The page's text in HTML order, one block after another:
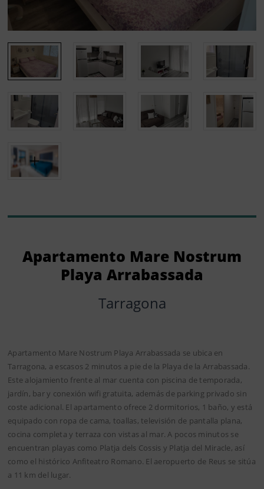
Apartamento Mare Nostrum
Playa Arrabassada
Tarragona
Apartamento Mare Nostrum Playa Arrabassada se ubica en
Tarragona, a escasos 2 minutos a pie de la Playa de la Arrabassada.
Este alojamiento frente al mar cuenta con piscina de temporada,
jardín, bar y conexión wifi gratuita, además de parking privado sin
coste adicional. El apartamento ofrece 2 dormitorios, 1 baño, y está
equipado con ropa de cama, toallas, televisión de pantalla plana,
cocina completa y terraza con vistas al mar. A pocos minutos se
encuentran playas como Platja dels Cossis y Platja del Miracle, así
como el histórico Anfiteatro Romano. El aeropuerto de Reus se sitúa
a 11 km del lugar.